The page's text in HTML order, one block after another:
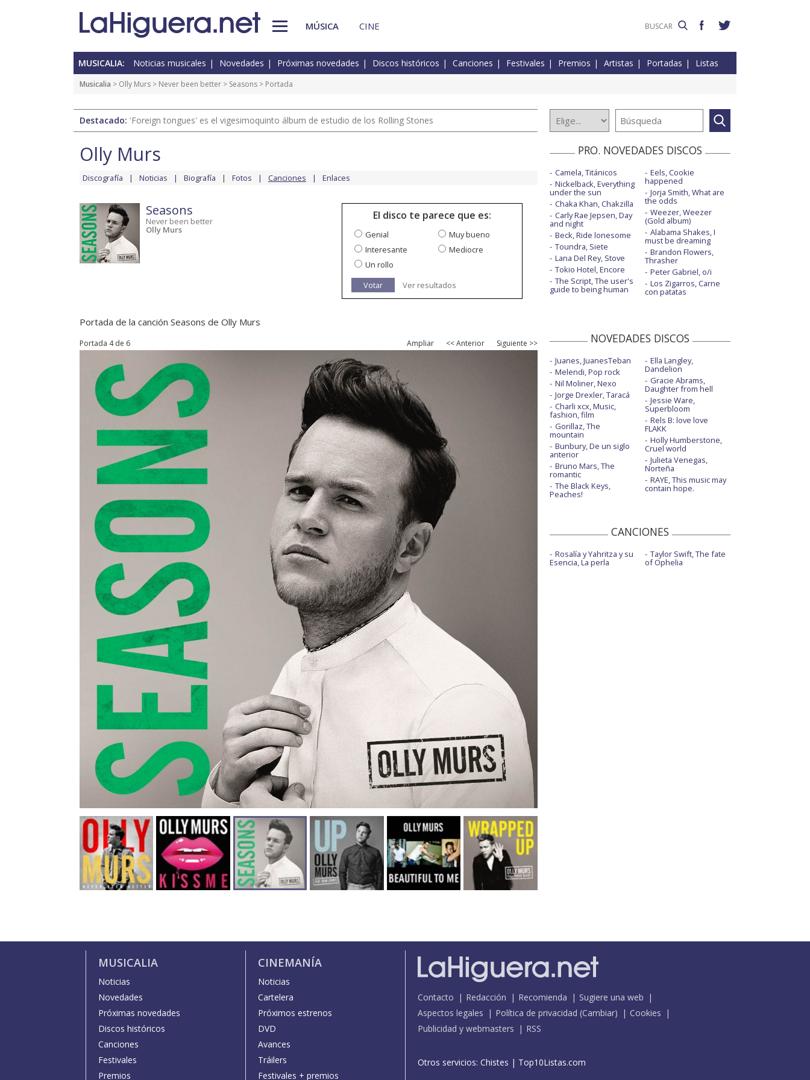
MÚSICA CINE
MUSICALIA: Noticias musicales Novedades Próximas novedades Discos históricos Canciones Festivales Premios Artistas Portadas Listas
Musicalia > Olly Murs > Never been better > Seasons > Portada
Destacado: 'Foreign tongues' es el vigesimoquinto álbum de estudio de los Rolling Stones
Olly Murs
Discografía Noticias Biografía Fotos Canciones Enlaces
Seasons
Never been better
Olly Murs
El disco te parece que es:
Genial
Muy bueno
Interesante
Mediocre
Un rollo
Votar
Ver resultados
Portada de la canción Seasons de Olly Murs
Portada 4 de 6 Ampliar << Anterior Siguiente >>
PRO. NOVEDADES DISCOS
Camela, Titánicos
Nickelback, Everything
under the sun
Chaka Khan, Chakzilla
Carly Rae Jepsen, Day
and night
Beck, Ride lonesome
Toundra, Siete
Lana Del Rey, Stove
Tokio Hotel, Encore
The Script, The user's
guide to being human
Eels, Cookie
happened
Jorja Smith, What are
the odds
Weezer, Weezer
(Gold album)
Alabama Shakes, I
must be dreaming
Brandon Flowers,
Thrasher
Peter Gabriel, o/i
Los Zigarros, Carne
con patatas
NOVEDADES DISCOS
Juanes, JuanesTeban
Melendi, Pop rock
Nil Moliner, Nexo
Jorge Drexler, Taracá
Charli xcx, Music,
fashion, film
Gorillaz, The
mountain
Bunbury, De un siglo
anterior
Bruno Mars, The
romantic
The Black Keys,
Peaches!
Ella Langley,
Dandelion
Gracie Abrams,
Daughter from hell
Jessie Ware,
Superbloom
Rels B: love love
FLAKK
Holly Humberstone,
Cruel world
Julieta Venegas,
Norteña
RAYE, This music may
contain hope.
CANCIONES
Rosalía y Yahritza y su
Esencia, La perla
Taylor Swift, The fate
of Ophelia
MUSICALIA
Noticias
Novedades
Próximas novedades
Discos históricos
Canciones
Festivales
Premios
CINEMANÍA
Noticias
Cartelera
Próximos estrenos
DVD
Avances
Tráilers
Festivales + premios
Contacto Redacción Recomienda
Sugiere una web
Aspectos legales
Política de privacidad (Cambiar)
Cookies
Publicidad y webmasters
RSS
Otros servicios: Chistes | Top10Listas.com